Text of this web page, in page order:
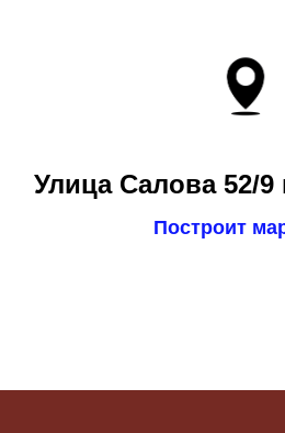
Улица Салова 52/9
Построит